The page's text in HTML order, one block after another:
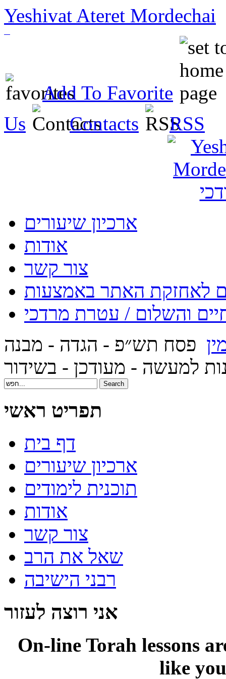
Yeshivat Ateret Mordechai
Add To Favorite
Us
Contacts RSS
ארכיון שיעורים
אודות
צור קשר
והשלום / עטרת מרדכי
פסח תש״פ - הגדה - מבנה
למעשה - מעודכן - בשידור
תפריט ראשי
דף בית
ארכיון שיעורים
תוכנית לימודים
אודות
צור קשר
שאל את הרב
רבני הישיבה
אני רוצה לעזור
On-line Torah lessons
like